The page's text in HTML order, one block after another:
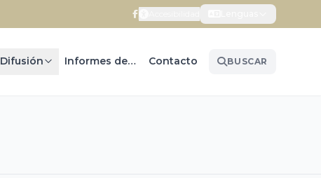
Difusión Informes de Gobierno Contacto BUSCAR